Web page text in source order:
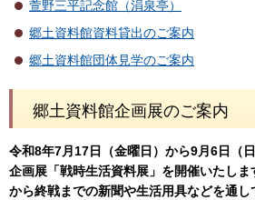
萱野三平記念館（涓泉亭）
郷土資料館資料貸出のご案内
郷土資料館団体見学のご案内
郷土資料館企画展のご案内
令和8年7月17日（金曜日）から9月6日（
企画展「戦時生活資料展」を開催いたし
から終戦までの新聞や生活用具などを通し